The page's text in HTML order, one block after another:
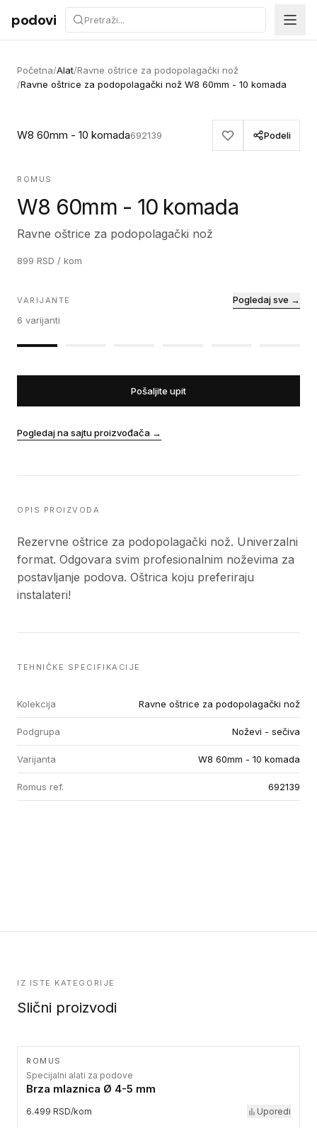
Preskoči na sadržaj
podovi
Početna/Alat/Ravne oštrice za podopolagački nož
/Ravne oštrice za podopolagački nož W8 60mm - 10 komada
W8 60mm - 10 komada692139 Podeli
ROMUS
W8 60mm - 10 komada
Ravne oštrice za podopolagački nož
899 RSD / kom
VARIJANTE
6 varijanti
Pogledaj sve →
Pošaljite upit
Pogledaj na sajtu proizvođača →
OPIS PROIZVODA
Rezervne oštrice za podopolagački nož. Univerzalni
format. Odgovara svim profesionalnim noževima za
postavljanje podova. Oštrica koju preferiraju
instalateri!
TEHNIČKE SPECIFIKACIJE
Kolekcija Ravne oštrice za podopolagački nož
Podgrupa Noževi - sečiva
Varijanta W8 60mm - 10 komada
Romus ref. 692139
IZ ISTE KATEGORIJE
Slični proizvodi
ROMUS
Specijalni alati za podove
Brza mlaznica Ø 4-5 mm
6.499 RSD/kom Uporedi